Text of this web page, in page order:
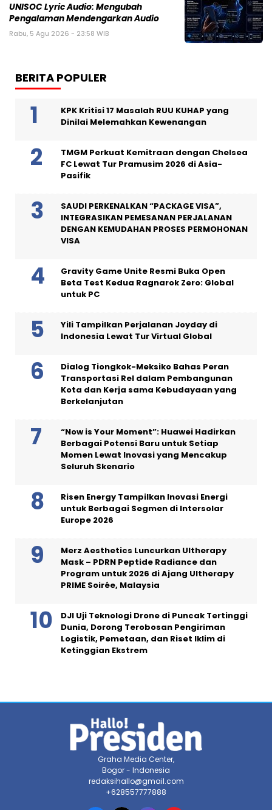
UNISOC Lyric Audio: Mengubah
Pengalaman Mendengarkan Audio
Rabu, 5 Agu 2026 - 23:58 WIB
BERITA POPULER
KPK Kritisi 17 Masalah RUU KUHAP yang
Dinilai Melemahkan Kewenangan
TMGM Perkuat Kemitraan dengan Chelsea
FC Lewat Tur Pramusim 2026 di Asia-
Pasifik
SAUDI PERKENALKAN “PACKAGE VISA”,
INTEGRASIKAN PEMESANAN PERJALANAN
DENGAN KEMUDAHAN PROSES PERMOHONAN
VISA
Gravity Game Unite Resmi Buka Open
Beta Test Kedua Ragnarok Zero: Global
untuk PC
Yili Tampilkan Perjalanan Joyday di
Indonesia Lewat Tur Virtual Global
Dialog Tiongkok-Meksiko Bahas Peran
Transportasi Rel dalam Pembangunan
Kota dan Kerja sama Kebudayaan yang
Berkelanjutan
“Now is Your Moment”: Huawei Hadirkan
Berbagai Potensi Baru untuk Setiap
Momen Lewat Inovasi yang Mencakup
Seluruh Skenario
Risen Energy Tampilkan Inovasi Energi
untuk Berbagai Segmen di Intersolar
Europe 2026
Merz Aesthetics Luncurkan Ultherapy
Mask – PDRN Peptide Radiance dan
Program untuk 2026 di Ajang Ultherapy
PRIME Soirée, Malaysia
DJI Uji Teknologi Drone di Puncak Tertinggi
Dunia, Dorong Terobosan Pengiriman
Logistik, Pemetaan, dan Riset Iklim di
Ketinggian Ekstrem
Graha Media Center,
Bogor - Indonesia
redaksihallo@gmail.com
+628557777888